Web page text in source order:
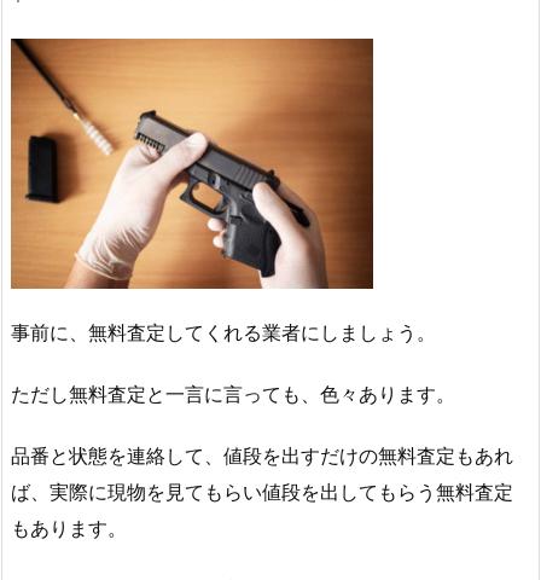
事前に、無料査定してくれる業者にしましょう。
ただし無料査定と一言に言っても、色々あります。
品番と状態を連絡して、値段を出すだけの無料査定もあれ
ば、実際に現物を見てもらい値段を出してもらう無料査定
もあります。